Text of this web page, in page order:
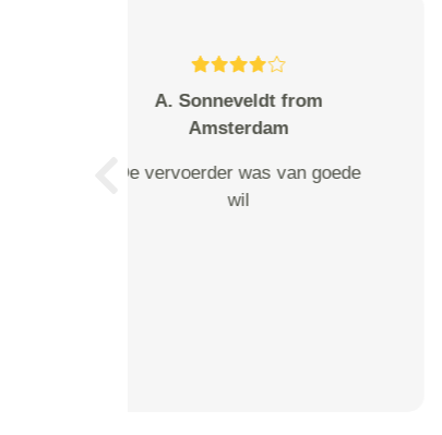
N. Dijkstra from Amsterdam
en dat ging heel soepel. De
koeriers hebben eerst de te